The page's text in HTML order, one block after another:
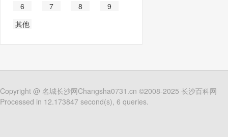
6
7 8
9
其他
Copyright @ 名城长沙网Changsha0731.cn ©2008-2025 长沙百科网
Processed in 12.173847 second(s), 6 queries.